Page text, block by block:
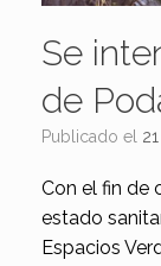
Se
de
Publicado el
Con el fin de
estado
Espacios